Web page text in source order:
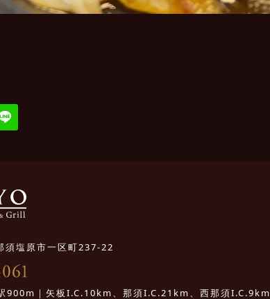
塩原市一区町237-22
900m｜矢板I.C.10km、那須I.C.21km、西那須I.C.9km